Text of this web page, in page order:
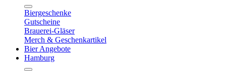
Biergeschenke
Gutscheine
Brauerei-Gläser
Merch & Geschenkartikel
Bier Angebote
Hamburg